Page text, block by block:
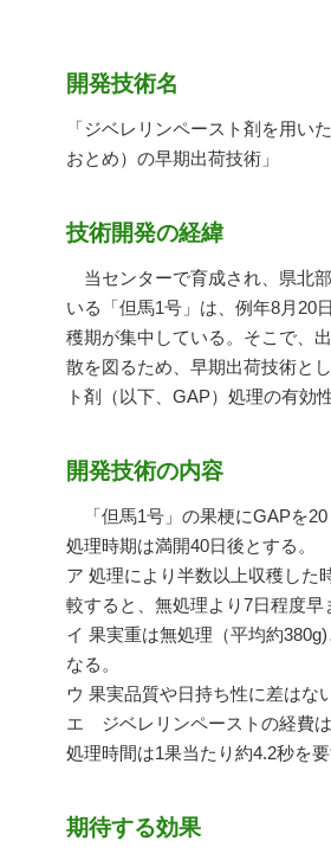
開発技術名
「ジベレリンペースト剤を用い
おとめ）の早期出荷技術」
技術開発の経緯
当センターで育成され、県北
いる「但馬1号」は、例年8月 20
穫期が集中している。そこで、
散を図るため、早期出荷技術と
ト剤（以下、 GAP）処理の有効
開発技術の内容
「但馬1号」の果梗にGAPを20
処理時期は満開40日後とする。
ア 処理により半数以上収穫した
較すると、無処理より7日程度早
イ 果実重は無処理（平均約380g)
なる。
ウ 果実品質や日持ち性に差はない
エ ジベレリンペーストの経費は
処理時間は1果当たり約4.2秒を要
期待する効果